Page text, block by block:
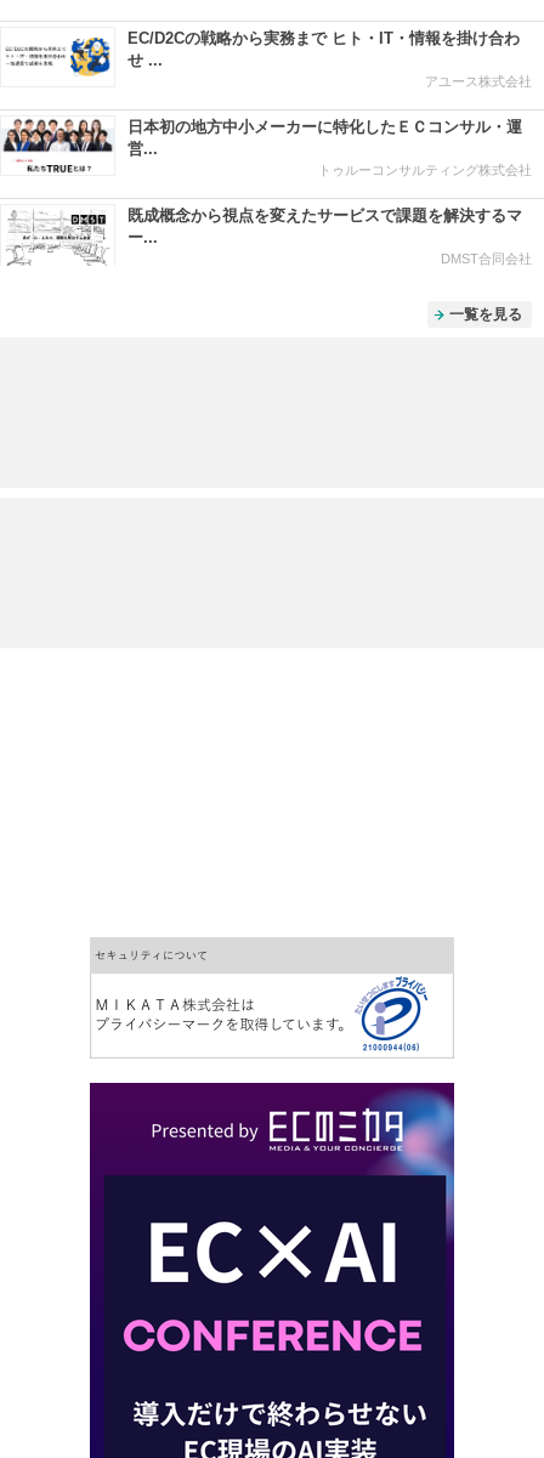
EC/D2Cの戦略から実務まで ヒト・IT・情報を掛け合わ
せ ...
アユース株式会社
日本初の地方中小メーカーに特化したＥＣコンサル・運
営...
トゥルーコンサルティング株式会社
既成概念から視点を変えたサービスで課題を解決するマ
ー...
DMST合同会社
一覧を見る